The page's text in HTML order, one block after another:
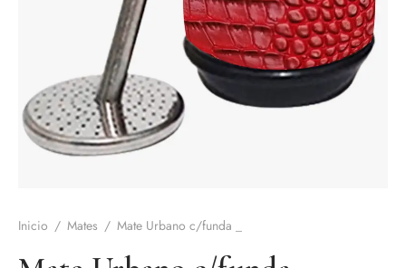
Inicio / Mates / Mate Urbano c/funda _
y accesorios